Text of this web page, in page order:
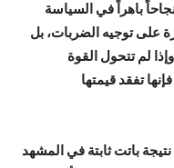
باهراً في السياسة
على توجيه الضربات، بل
لم تتحول القوة
تفقد قيمتها
باتت ثابتة في المشهد